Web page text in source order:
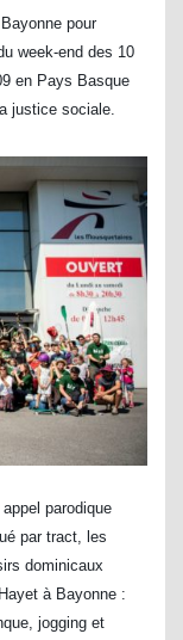
pour
week-end des 10
en Pays Basque
justice sociale.
parodique
par tract, les
dominicaux
à Bayonne :
jogging et